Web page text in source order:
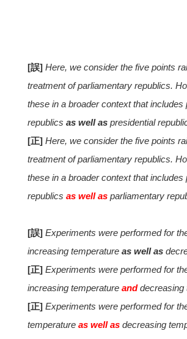
[誤] Here, we consider the five points
treatment of parliamentary republics.
these in a broader context that includes
republics as well as presidential
[正] Here, we consider the five points
treatment of parliamentary republics.
these in a broader context that includes
republics as well as parliamentary
[誤] Experiments were performed for
increasing temperature as well as
[正] Experiments were performed for
increasing temperature anddecreasing
[正] Experiments were performed for
temperature as well as decreasing